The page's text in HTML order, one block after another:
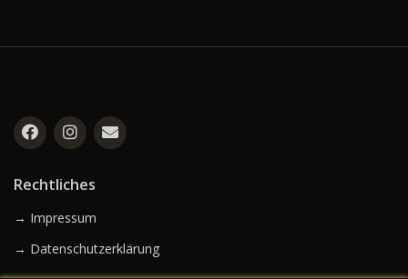
Rechtliches
→ Impressum
→ Datenschutzerklärung